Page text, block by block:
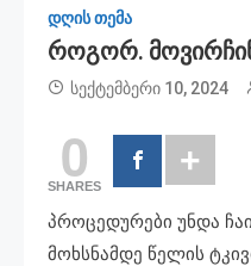
დღის თემა
Როგორ.
სექტემბერი 10, 2024
0
SHARES
პროცედურები უნდა
მოხსნამდე წელის